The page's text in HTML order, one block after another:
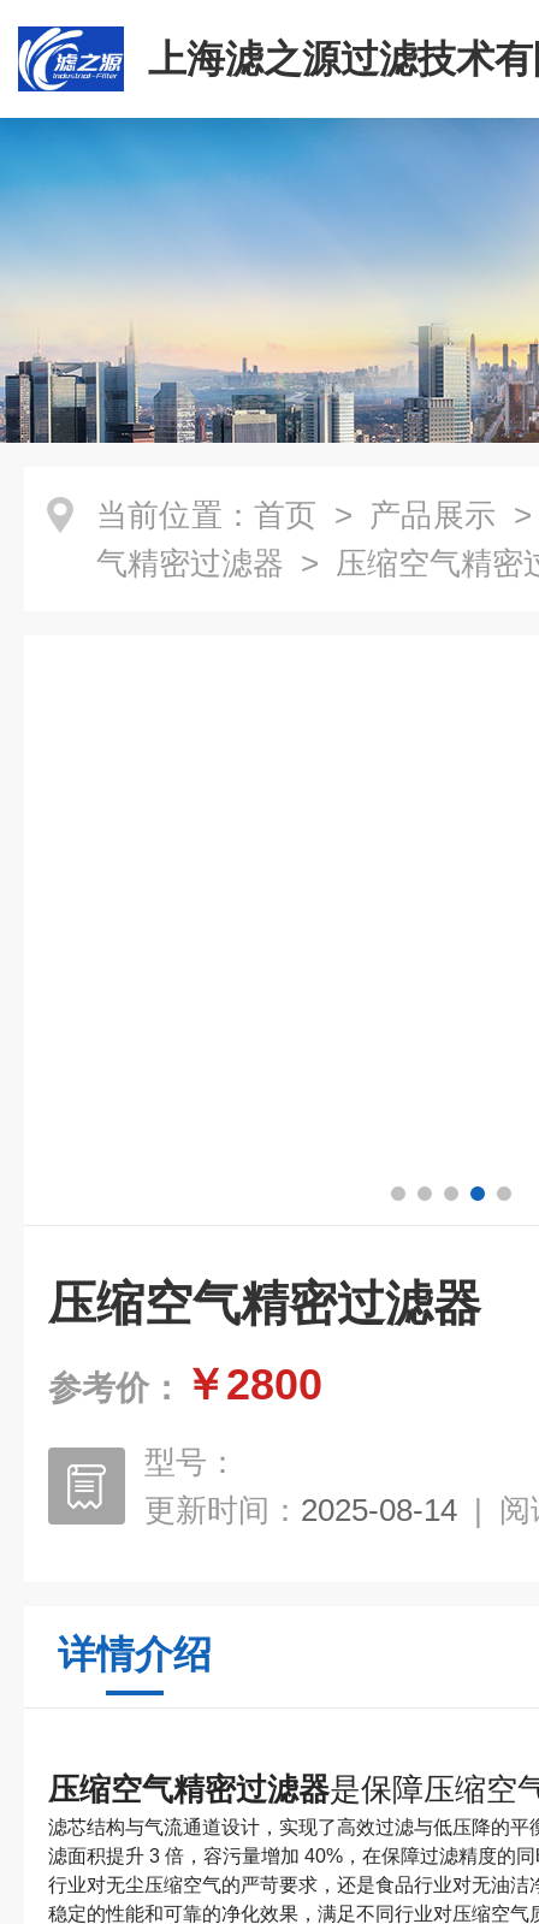
上海滤之源过滤技术
当前位置： 首页 > 产品展示
气精密过滤器 > 压缩空气精密
压缩空气精密过滤器
参考价： ￥2800
型号：
更新时间： 2025-08-14 | 阅
详情介绍
压缩空气精密过滤器是保障压缩空
滤芯结构与气流通道设计，实现了高效过滤与低压降的
滤面积提升 3 倍，容污量增加 40%，在保障过滤精度的
行业对无尘压缩空气的严苛要求，还是食品行业对无油
稳定的性能和可靠的净化效果，满足不同行业对压缩空